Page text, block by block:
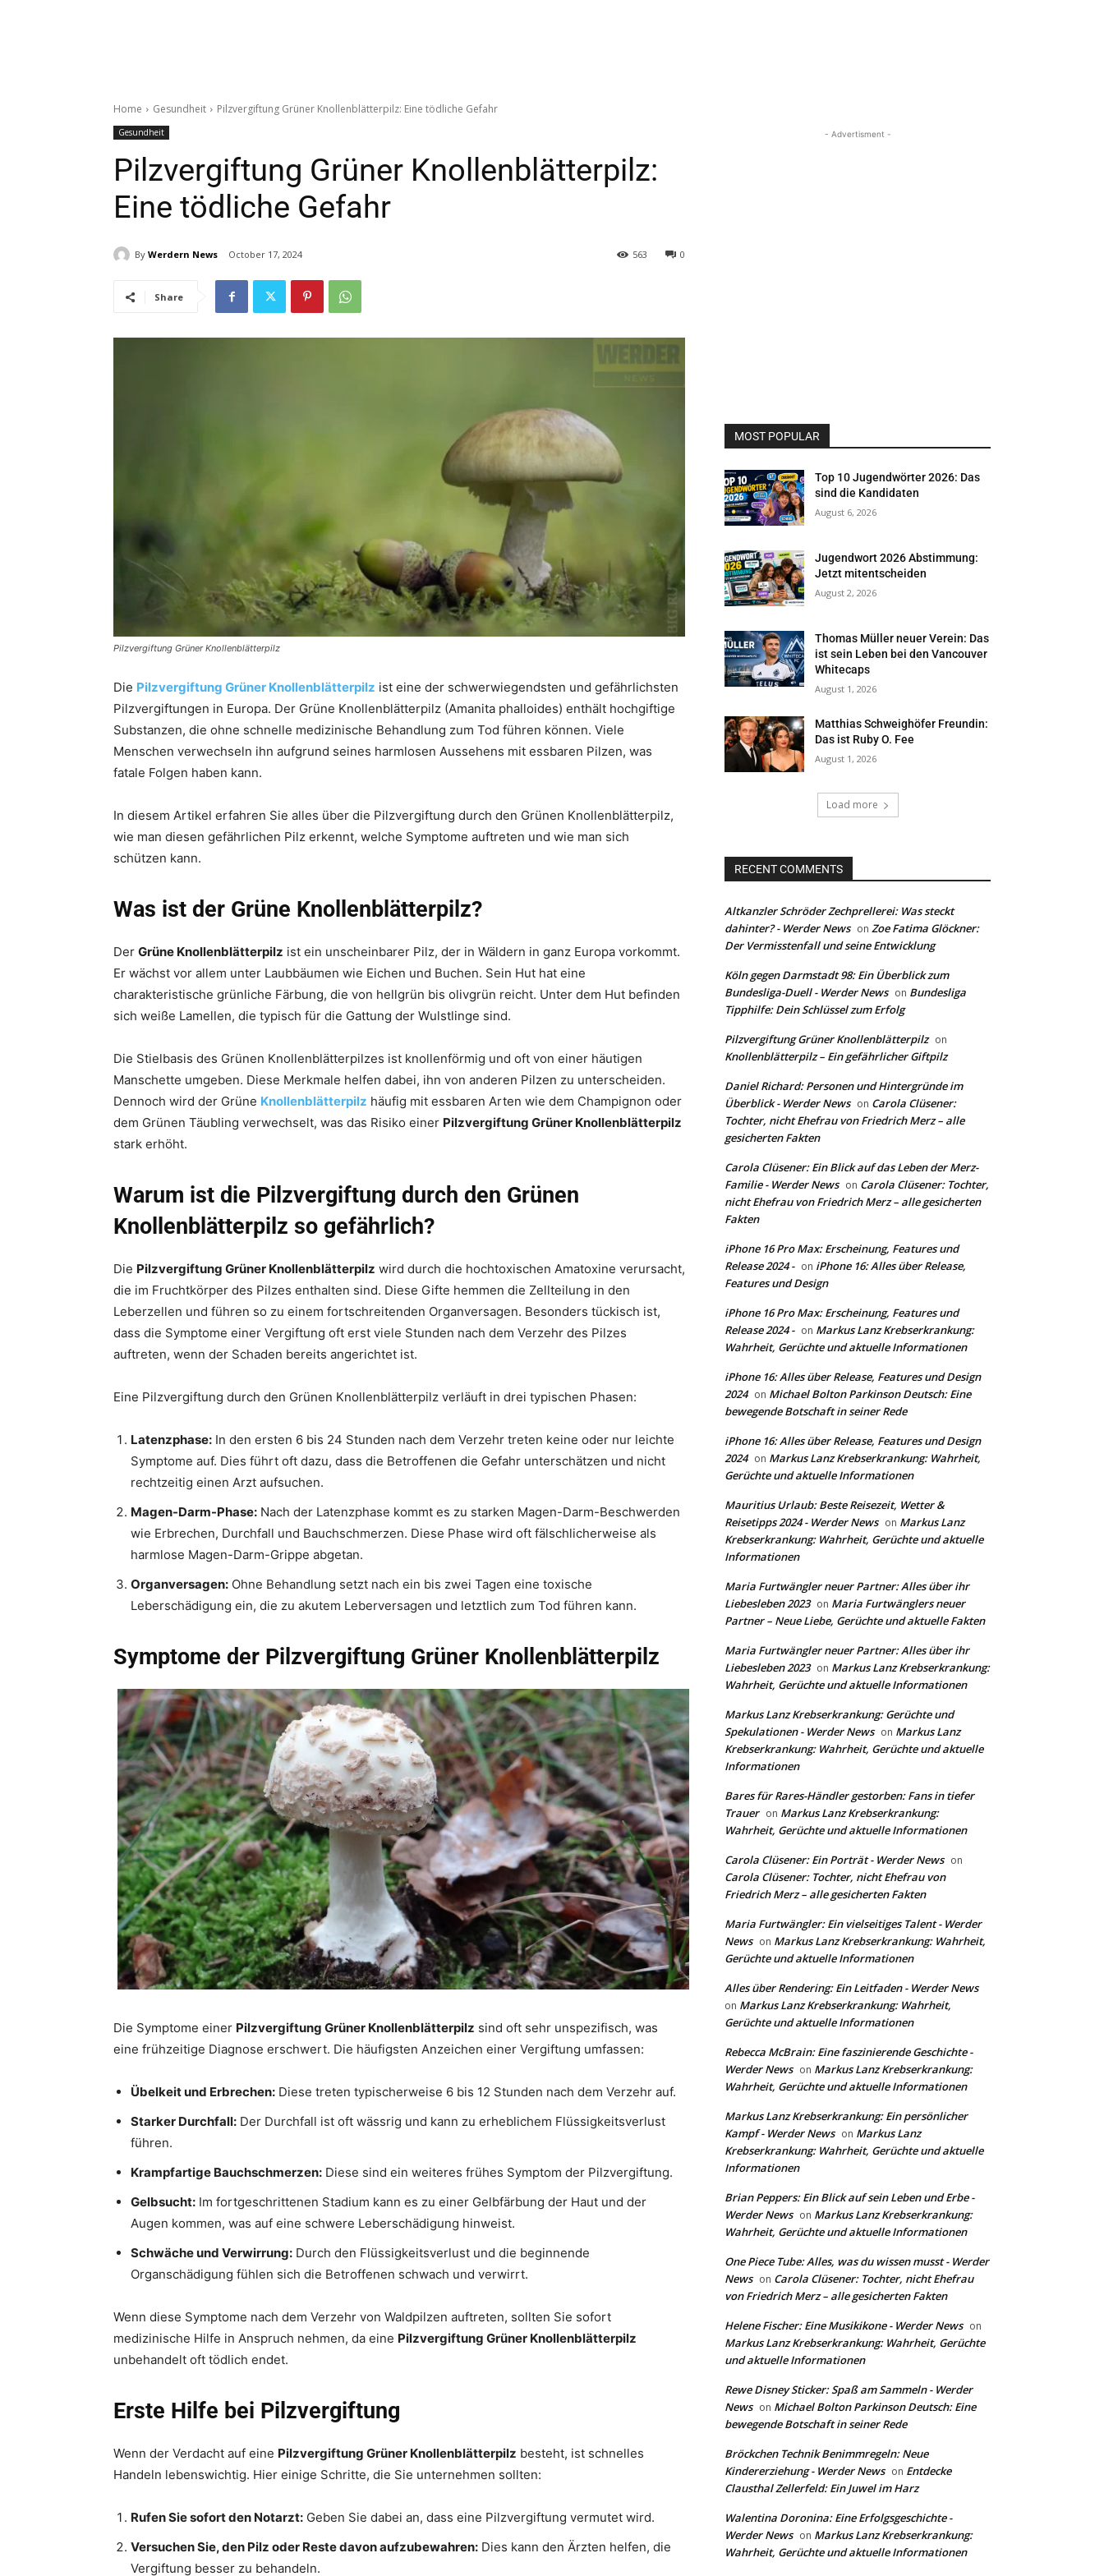
Home Gesundheit Pilzvergiftung Grüner Knollenblätterpilz: Eine tödliche Gefahr
Gesundheit
Pilzvergiftung Grüner Knollenblätterpilz:
Eine tödliche Gefahr
By Werdern News October 17, 2024 0
563
Share
Pilzvergiftung Grüner Knollenblätterpilz
Die Pilzvergiftung Grüner Knollenblätterpilz ist eine der schwerwiegendsten und gefährlichsten
Pilzvergiftungen in Europa. Der Grüne Knollenblätterpilz (Amanita phalloides) enthält hochgiftige
Substanzen, die ohne schnelle medizinische Behandlung zum Tod führen können. Viele
Menschen verwechseln ihn aufgrund seines harmlosen Aussehens mit essbaren Pilzen, was
fatale Folgen haben kann.
In diesem Artikel erfahren Sie alles über die Pilzvergiftung durch den Grünen Knollenblätterpilz,
wie man diesen gefährlichen Pilz erkennt, welche Symptome auftreten und wie man sich
schützen kann.
Was ist der Grüne Knollenblätterpilz?
Der Grüne Knollenblätterpilz ist ein unscheinbarer Pilz, der in Wäldern in ganz Europa vorkommt.
Er wächst vor allem unter Laubbäumen wie Eichen und Buchen. Sein Hut hat eine
charakteristische grünliche Färbung, die von hellgrün bis olivgrün reicht. Unter dem Hut befinden
sich weiße Lamellen, die typisch für die Gattung der Wulstlinge sind.
Die Stielbasis des Grünen Knollenblätterpilzes ist knollenförmig und oft von einer häutigen
Manschette umgeben. Diese Merkmale helfen dabei, ihn von anderen Pilzen zu unterscheiden.
Dennoch wird der Grüne Knollenblätterpilz häufig mit essbaren Arten wie dem Champignon oder
dem Grünen Täubling verwechselt, was das Risiko einer Pilzvergiftung Grüner Knollenblätterpilz
stark erhöht.
Warum ist die Pilzvergiftung durch den Grünen
Knollenblätterpilz so gefährlich?
Die Pilzvergiftung Grüner Knollenblätterpilz wird durch die hochtoxischen Amatoxine verursacht,
die im Fruchtkörper des Pilzes enthalten sind. Diese Gifte hemmen die Zellteilung in den
Leberzellen und führen so zu einem fortschreitenden Organversagen. Besonders tückisch ist,
dass die Symptome einer Vergiftung oft erst viele Stunden nach dem Verzehr des Pilzes
auftreten, wenn der Schaden bereits angerichtet ist.
Eine Pilzvergiftung durch den Grünen Knollenblätterpilz verläuft in drei typischen Phasen:
Latenzphase: In den ersten 6 bis 24 Stunden nach dem Verzehr treten keine oder nur leichte
Symptome auf. Dies führt oft dazu, dass die Betroffenen die Gefahr unterschätzen und nicht
rechtzeitig einen Arzt aufsuchen.
Magen-Darm-Phase: Nach der Latenzphase kommt es zu starken Magen-Darm-Beschwerden
wie Erbrechen, Durchfall und Bauchschmerzen. Diese Phase wird oft fälschlicherweise als
harmlose Magen-Darm-Grippe abgetan.
Organversagen: Ohne Behandlung setzt nach ein bis zwei Tagen eine toxische
Leberschädigung ein, die zu akutem Leberversagen und letztlich zum Tod führen kann.
Symptome der Pilzvergiftung Grüner Knollenblätterpilz
Die Symptome einer Pilzvergiftung Grüner Knollenblätterpilz sind oft sehr unspezifisch, was
eine frühzeitige Diagnose erschwert. Die häufigsten Anzeichen einer Vergiftung umfassen:
Übelkeit und Erbrechen: Diese treten typischerweise 6 bis 12 Stunden nach dem Verzehr auf.
Starker Durchfall: Der Durchfall ist oft wässrig und kann zu erheblichem Flüssigkeitsverlust
führen.
Krampfartige Bauchschmerzen: Diese sind ein weiteres frühes Symptom der Pilzvergiftung.
Gelbsucht: Im fortgeschrittenen Stadium kann es zu einer Gelbfärbung der Haut und der
Augen kommen, was auf eine schwere Leberschädigung hinweist.
Schwäche und Verwirrung: Durch den Flüssigkeitsverlust und die beginnende
Organschädigung fühlen sich die Betroffenen schwach und verwirrt.
Wenn diese Symptome nach dem Verzehr von Waldpilzen auftreten, sollten Sie sofort
medizinische Hilfe in Anspruch nehmen, da eine Pilzvergiftung Grüner Knollenblätterpilz
unbehandelt oft tödlich endet.
Erste Hilfe bei Pilzvergiftung
Wenn der Verdacht auf eine Pilzvergiftung Grüner Knollenblätterpilz besteht, ist schnelles
Handeln lebenswichtig. Hier einige Schritte, die Sie unternehmen sollten:
Rufen Sie sofort den Notarzt: Geben Sie dabei an, dass eine Pilzvergiftung vermutet wird.
Versuchen Sie, den Pilz oder Reste davon aufzubewahren: Dies kann den Ärzten helfen, die
Vergiftung besser zu behandeln.
- Advertisment -
MOST POPULAR
Top 10 Jugendwörter 2026: Das
sind die Kandidaten
August 6, 2026
Jugendwort 2026 Abstimmung:
Jetzt mitentscheiden
August 2, 2026
Thomas Müller neuer Verein: Das
ist sein Leben bei den Vancouver
Whitecaps
August 1, 2026
Matthias Schweighöfer Freundin:
Das ist Ruby O. Fee
August 1, 2026
Load more
RECENT COMMENTS
Altkanzler Schröder Zechprellerei: Was steckt
dahinter? - Werder News on Zoe Fatima Glöckner:
Der Vermisstenfall und seine Entwicklung
Köln gegen Darmstadt 98: Ein Überblick zum
Bundesliga-Duell - Werder News on Bundesliga
Tipphilfe: Dein Schlüssel zum Erfolg
Pilzvergiftung Grüner Knollenblätterpilz on
Knollenblätterpilz – Ein gefährlicher Giftpilz
Daniel Richard: Personen und Hintergründe im
Überblick - Werder News on Carola Clüsener:
Tochter, nicht Ehefrau von Friedrich Merz – alle
gesicherten Fakten
Carola Clüsener: Ein Blick auf das Leben der Merz-
Familie - Werder News on Carola Clüsener: Tochter,
nicht Ehefrau von Friedrich Merz – alle gesicherten
Fakten
iPhone 16 Pro Max: Erscheinung, Features und
Release 2024 - on iPhone 16: Alles über Release,
Features und Design
iPhone 16 Pro Max: Erscheinung, Features und
Release 2024 - on Markus Lanz Krebserkrankung:
Wahrheit, Gerüchte und aktuelle Informationen
iPhone 16: Alles über Release, Features und Design
2024 on Michael Bolton Parkinson Deutsch: Eine
bewegende Botschaft in seiner Rede
iPhone 16: Alles über Release, Features und Design
2024 on Markus Lanz Krebserkrankung: Wahrheit,
Gerüchte und aktuelle Informationen
Mauritius Urlaub: Beste Reisezeit, Wetter &
Reisetipps 2024 - Werder News on Markus Lanz
Krebserkrankung: Wahrheit, Gerüchte und aktuelle
Informationen
Maria Furtwängler neuer Partner: Alles über ihr
Liebesleben 2023 on Maria Furtwänglers neuer
Partner – Neue Liebe, Gerüchte und aktuelle Fakten
Maria Furtwängler neuer Partner: Alles über ihr
Liebesleben 2023 on Markus Lanz Krebserkrankung:
Wahrheit, Gerüchte und aktuelle Informationen
Markus Lanz Krebserkrankung: Gerüchte und
Spekulationen - Werder News on Markus Lanz
Krebserkrankung: Wahrheit, Gerüchte und aktuelle
Informationen
Bares für Rares-Händler gestorben: Fans in tiefer
Trauer on Markus Lanz Krebserkrankung:
Wahrheit, Gerüchte und aktuelle Informationen
Carola Clüsener: Ein Porträt - Werder News on
Carola Clüsener: Tochter, nicht Ehefrau von
Friedrich Merz – alle gesicherten Fakten
Maria Furtwängler: Ein vielseitiges Talent - Werder
News on Markus Lanz Krebserkrankung: Wahrheit,
Gerüchte und aktuelle Informationen
Alles über Rendering: Ein Leitfaden - Werder News
on Markus Lanz Krebserkrankung: Wahrheit,
Gerüchte und aktuelle Informationen
Rebecca McBrain: Eine faszinierende Geschichte -
Werder News on Markus Lanz Krebserkrankung:
Wahrheit, Gerüchte und aktuelle Informationen
Markus Lanz Krebserkrankung: Ein persönlicher
Kampf - Werder News on Markus Lanz
Krebserkrankung: Wahrheit, Gerüchte und aktuelle
Informationen
Brian Peppers: Ein Blick auf sein Leben und Erbe -
Werder News on Markus Lanz Krebserkrankung:
Wahrheit, Gerüchte und aktuelle Informationen
One Piece Tube: Alles, was du wissen musst - Werder
News on Carola Clüsener: Tochter, nicht Ehefrau
von Friedrich Merz – alle gesicherten Fakten
Helene Fischer: Eine Musikikone - Werder News on
Markus Lanz Krebserkrankung: Wahrheit, Gerüchte
und aktuelle Informationen
Rewe Disney Sticker: Spaß am Sammeln - Werder
News on Michael Bolton Parkinson Deutsch: Eine
bewegende Botschaft in seiner Rede
Bröckchen Technik Benimmregeln: Neue
Kindererziehung - Werder News on Entdecke
Clausthal Zellerfeld: Ein Juwel im Harz
Walentina Doronina: Eine Erfolgsgeschichte -
Werder News on Markus Lanz Krebserkrankung:
Wahrheit, Gerüchte und aktuelle Informationen